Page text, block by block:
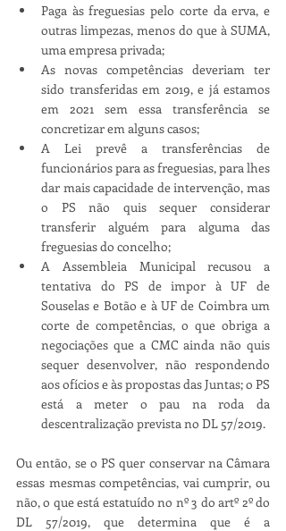
Paga às freguesias pelo corte da erva, e
outras limpezas, menos do que à SUMA,
uma empresa privada;
As novas competências deveriam ter
sido transferidas em 2019, e já estamos
em 2021 sem essa transferência se
concretizar em alguns casos;
A Lei prevê a transferências de
funcionários para as freguesias, para lhes
dar mais capacidade de intervenção, mas
o PS não quis sequer considerar
transferir alguém para alguma das
freguesias do concelho;
A Assembleia Municipal recusou a
tentativa do PS de impor à UF de
Souselas e Botão e à UF de Coimbra um
corte de competências, o que obriga a
negociações que a CMC ainda não quis
sequer desenvolver, não respondendo
aos ofícios e às propostas das Juntas; o PS
está a meter o pau na roda da
descentralização prevista no DL 57/2019.
Ou então, se o PS quer conservar na Câmara
essas mesmas competências, vai cumprir, ou
não, o que está estatuído no nº 3 do artº 2º do
DL 57/2019, que determina que é a